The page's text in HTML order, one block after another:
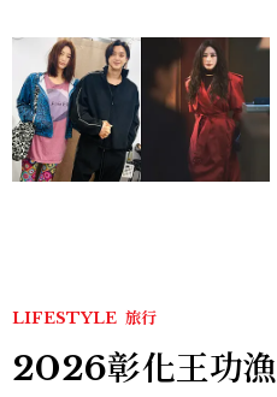
LIFESTYLE 旅行
2026彰化王功